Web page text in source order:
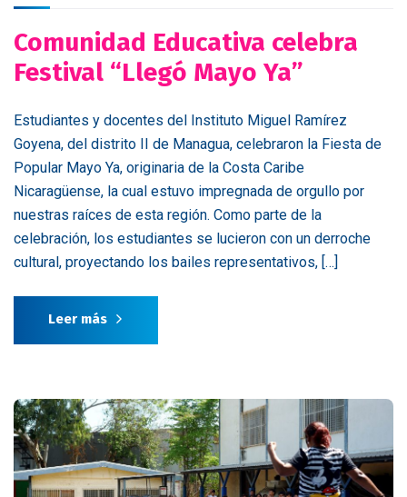
Comunidad Educativa celebra
Festival “Llegó Mayo Ya”
Estudiantes y docentes del Instituto Miguel Ramírez
Goyena, del distrito II de Managua, celebraron la Fiesta de
Popular Mayo Ya, originaria de la Costa Caribe
Nicaragüense, la cual estuvo impregnada de orgullo por
nuestras raíces de esta región. Como parte de la
celebración, los estudiantes se lucieron con un derroche
cultural, proyectando los bailes representativos, […]
Leer más